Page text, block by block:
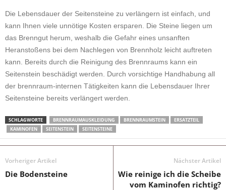
Die Lebensdauer der Seitensteine zu verlängern ist einfach, und
kann Ihnen viele unnötige Kosten ersparen. Die Steine liegen um
das Brenngut herum, weshalb die Gefahr eines unsanften
Heranstoßens bei dem Nachlegen von Brennholz leicht auftreten
kann. Bereits durch die Reinigung des Brennraums kann ein
Seitenstein beschädigt werden. Durch vorsichtige Handhabung all
der brennraum-internen Tätigkeiten kann die Lebensdauer Ihrer
Seitensteine bereits verlängert werden.
SCHLAGWORTE BRENNRAUMAUSKLEIDUNG BRENNRAUMSTEIN
ERSATZTEIL
KAMINOFEN
SEITENSTEIN SEITENSTEINE
Vorheriger Artikel
Die Bodensteine
Nächster Artikel
Wie reinige ich die Scheibe
vom Kaminofen richtig?